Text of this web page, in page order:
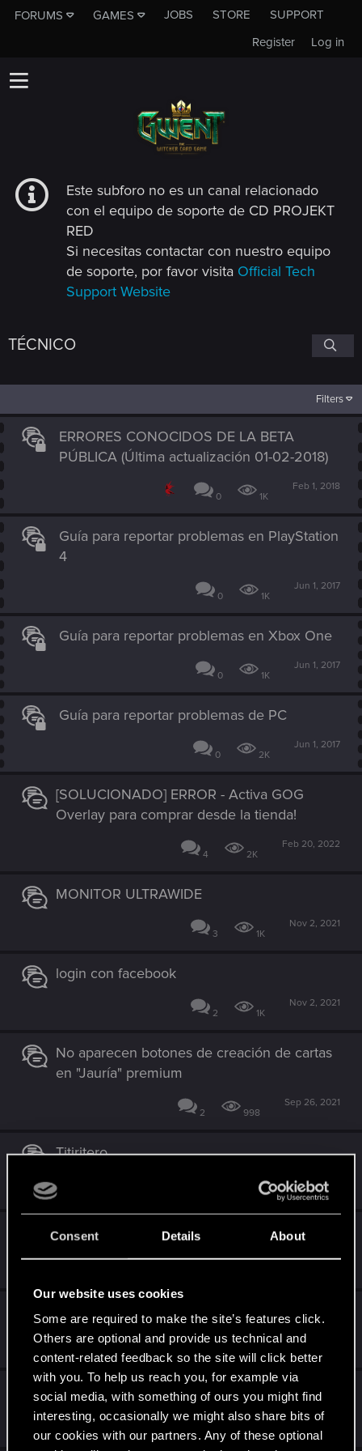
Consent Details About
Our website uses cookies
Some are required to make the site’s features click.
Others are optional and provide us technical and
content-related feedback so the site will click better
with you. To help us reach you, for example via
social media, with something of ours you might find
interesting, occasionally we might also share bits of
our cookies with our partners. Any of these optional
FORUMS GAMES JOBS STORE
SUPPORT
Log in
Register
Este subforo no es un canal relacionado
con el equipo de soporte de CD PROJEKT
RED
Si necesitas contactar con nuestro equipo
de soporte, por favor visita Official Tech
Support Website
TÉCNICO
Filters
ERRORES CONOCIDOS DE LA BETA
PÚBLICA (Última actualización 01-02-2018)
0 1K
Feb 1, 2018
Guía para reportar problemas en PlayStation
4
0 1K
Jun 1, 2017
Guía para reportar problemas en Xbox One
0 1K
Jun 1, 2017
Guía para reportar problemas de PC
0 2K
Jun 1, 2017
[SOLUCIONADO] ERROR - Activa GOG
Overlay para comprar desde la tienda!
4 2K
Feb 20, 2022
MONITOR ULTRAWIDE
3 1K
Nov 2, 2021
login con facebook
2 1K
Nov 2, 2021
No aparecen botones de creación de cartas
en "Jauría" premium
2 998
Sep 26, 2021
Titiritero
1K
Aug 31, 2021
Trampa en jugada
Jul 24, 2021
Falla de cartas
1K
Jul 22, 2021
Padres Orgullosos
May 13, 2021